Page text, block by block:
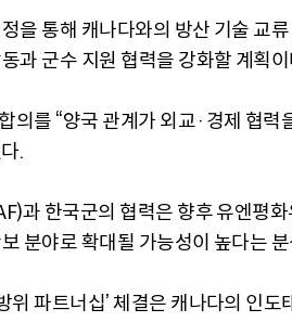
을 통해 캐나다와의 방산 기술 교
과 군수 지원 협력을 강화할 계획
의를 “양국 관계가 외교·경제 협
.
과 한국군의 협력은 향후 유엔평
분야로 확대될 가능성이 높다는
위 파트너십’ 체결은 캐나다의 인